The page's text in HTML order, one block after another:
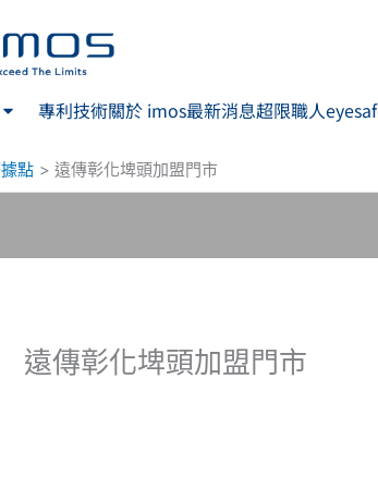
專利技術關於 imos最新消息超限職人
點 遠傳彰化埤頭加盟門市
遠傳彰化埤頭加盟門市